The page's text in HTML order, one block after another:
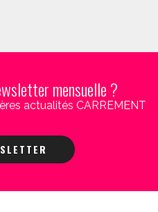
mensuelle ?
actualités CARREMENT